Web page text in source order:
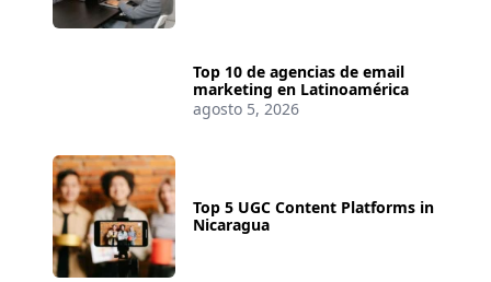
Top 10 de agencias de email
marketing en Latinoamérica
agosto 5, 2026
Top 5 UGC Content Platforms in
Nicaragua